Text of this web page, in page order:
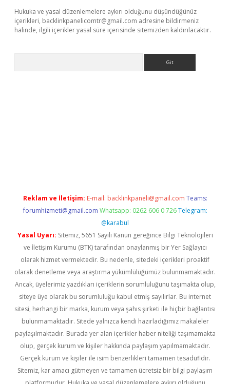
Hukuka ve yasal düzenlemelere aykırı olduğunu düşündüğünüz
içerikleri, backlinkpanelicomtr@gmail.com adresine bildirmeniz
halinde, ilgili içerikler yasal süre içerisinde sitemizden kaldırılacaktır.
Reklam ve İletişim: E-mail: backlinkpaneli@gmail.com Teams:
forumhizmeti@gmail.com Whatsapp: 0262 606 0 726 Telegram:
@karabul
Yasal Uyarı: Sitemiz, 5651 Sayılı Kanun gereğince Bilgi Teknolojileri
ve İletişim Kurumu (BTK) tarafından onaylanmış bir Yer Sağlayıcı
olarak hizmet vermektedir. Bu nedenle, sitedeki içerikleri proaktif
olarak denetleme veya araştırma yükümlülüğümüz bulunmamaktadır.
Ancak, üyelerimiz yazdıkları içeriklerin sorumluluğunu taşımakta olup,
siteye üye olarak bu sorumluluğu kabul etmiş sayılırlar. Bu internet
sitesi, herhangi bir marka, kurum veya şahıs şirketi ile hiçbir bağlantısı
bulunmamaktadır. Sitede yalnızca kendi hazırladığımız makaleler
paylaşılmaktadır. Burada yer alan içerikler haber niteliği taşımamakta
olup, gerçek kurum ve kişiler hakkında paylaşım yapılmamaktadır.
Gerçek kurum ve kişiler ile isim benzerlikleri tamamen tesadüfidir.
Sitemiz, kar amacı gütmeyen ve tamamen ücretsiz bir bilgi paylaşım